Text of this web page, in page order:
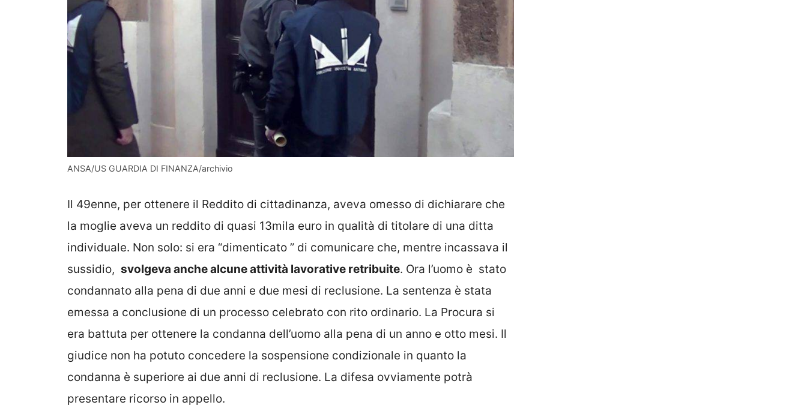
ANSA/US GUARDIA DI FINANZA/archivio
Il 49enne, per ottenere il Reddito di cittadinanza, aveva omesso di dichiarare che
la moglie aveva un reddito di quasi 13mila euro in qualità di titolare di una ditta
individuale. Non solo: si era “dimenticato ” di comunicare che, mentre incassava il
sussidio, svolgeva anche alcune attività lavorative retribuite. Ora l’uomo è stato
condannato alla pena di due anni e due mesi di reclusione. La sentenza è stata
emessa a conclusione di un processo celebrato con rito ordinario. La Procura si
era battuta per ottenere la condanna dell’uomo alla pena di un anno e otto mesi. Il
giudice non ha potuto concedere la sospensione condizionale in quanto la
condanna è superiore ai due anni di reclusione. La difesa ovviamente potrà
presentare ricorso in appello.